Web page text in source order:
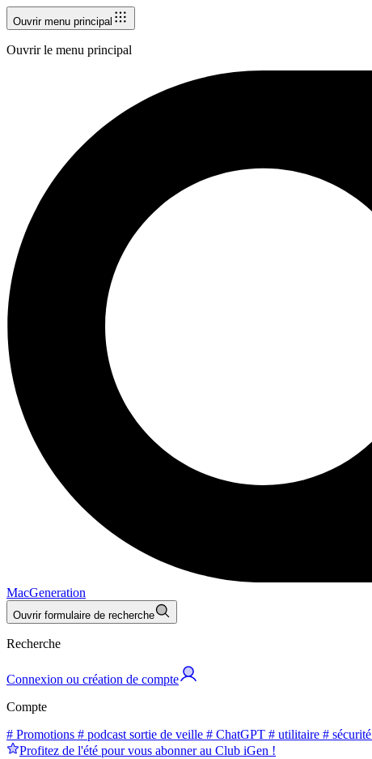
Ouvrir menu principal
Ouvrir le menu principal
MacGeneration
Ouvrir formulaire de recherche
Recherche
Connexion ou création de compte
Compte
# Promotions # podcast sortie de veille # ChatGPT # utilitaire # sécurité
Profitez de l'été pour vous abonner au Club iGen !